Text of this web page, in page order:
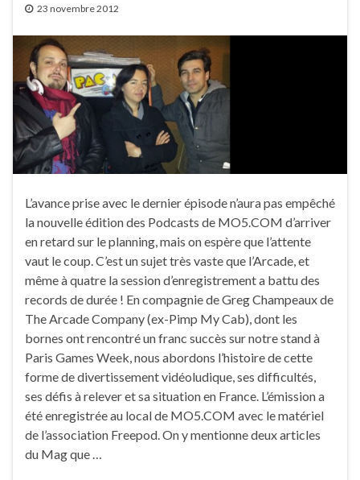
23 novembre 2012
L’avance prise avec le dernier épisode n’aura pas empêché
la nouvelle édition des Podcasts de MO5.COM d’arriver
en retard sur le planning, mais on espère que l’attente
vaut le coup. C’est un sujet très vaste que l’Arcade, et
même à quatre la session d’enregistrement a battu des
records de durée ! En compagnie de Greg Champeaux de
The Arcade Company (ex-Pimp My Cab), dont les
bornes ont rencontré un franc succès sur notre stand à
Paris Games Week, nous abordons l’histoire de cette
forme de divertissement vidéoludique, ses difficultés,
ses défis à relever et sa situation en France. L’émission a
été enregistrée au local de MO5.COM avec le matériel
de l’association Freepod. On y mentionne deux articles
du Mag que …